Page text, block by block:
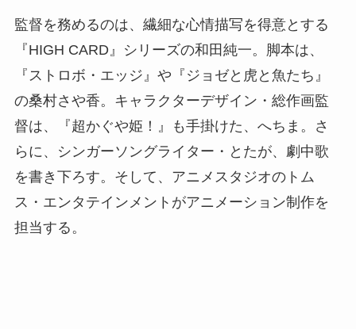
監督を務めるのは、繊細な心情描写を得意とする
『HIGH CARD』シリーズの和田純一。脚本は、
『ストロボ・エッジ』や『ジョゼと虎と魚たち』
の桑村さや香。キャラクターデザイン・総作画監
督は、『超かぐや姫！』も手掛けた、へちま。さ
らに、シンガーソングライター・とたが、劇中歌
を書き下ろす。そして、アニメスタジオのトム
ス・エンタテインメントがアニメーション制作を
担当する。